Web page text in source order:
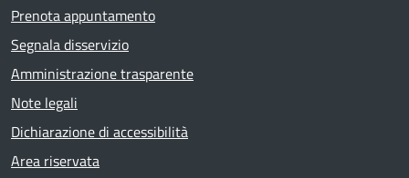
Prenota appuntamento
Segnala disservizio
Amministrazione trasparente
Note legali
Dichiarazione di accessibilità
Area riservata